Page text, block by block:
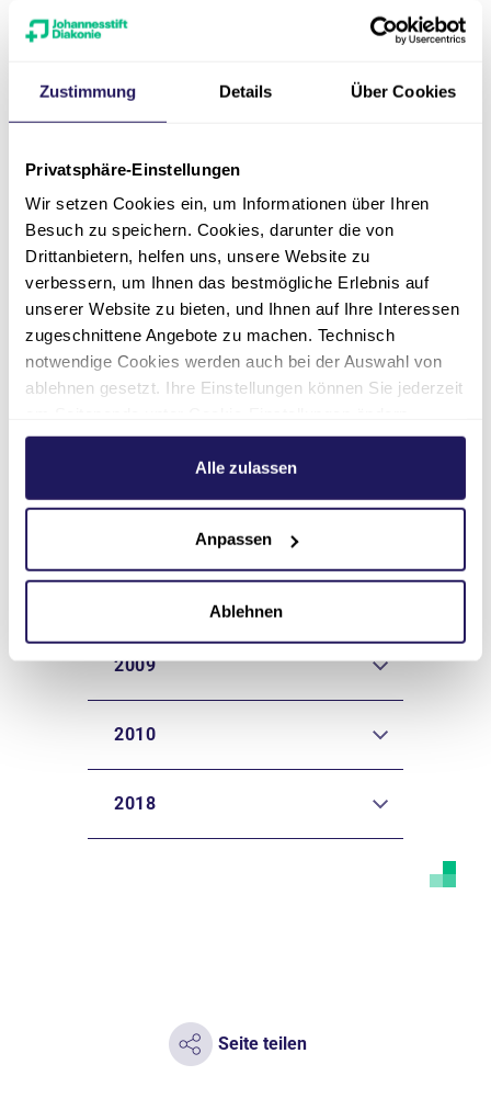
Zustimmung Details Über Cookies
Privatsphäre-Einstellungen
Wir setzen Cookies ein, um Informationen über Ihren
Besuch zu speichern. Cookies, darunter die von
Drittanbietern, helfen uns, unsere Website zu
verbessern, um Ihnen das bestmögliche Erlebnis auf
unserer Website zu bieten, und Ihnen auf Ihre Interessen
zugeschnittene Angebote zu machen. Technisch
notwendige Cookies werden auch bei der Auswahl von
ablehnen gesetzt. Ihre Einstellungen können Sie jederzeit
Weitere Informationen hierzu finden Sie in unserer
.Alle zulassen
Anpassen
Ablehnen
Entwicklung, die zu einer Vergrößerung des
Altenhilfebereichs im Stift geführt hatte,
geeignetem Personal für die Pflegearbeit.
sich in einen theoretischen und einen
praktischen Teil. Das Johannesstift konnte von
der Ausbildung in doppelter Weise profitieren.
Zum einen bildete es einen Teil deskünftigen
Personalsselbst aus, zum anderen erhielt es
durch den praktischen Ausbildungsteil
zusätzliche Arbeitskräfte im Pflegebereich.
Altenhilfe im
Wandel
2009
2010
2018
Seite teilen